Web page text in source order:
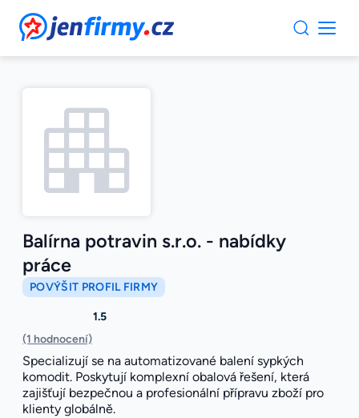
JenFirmy.cz
Balírna potravin s.r.o. - nabídky
práce
POVÝŠIT PROFIL FIRMY
1.5
(1 hodnocení)
Specializují se na automatizované balení sypkých
komodit. Poskytují komplexní obalová řešení, která
zajišťují bezpečnou a profesionální přípravu zboží pro
klienty globálně.